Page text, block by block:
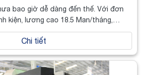
bao giờ dễ dàng đến thế. Với đơn
kiện, lương cao 18.5 Man/tháng,…
Chi tiết